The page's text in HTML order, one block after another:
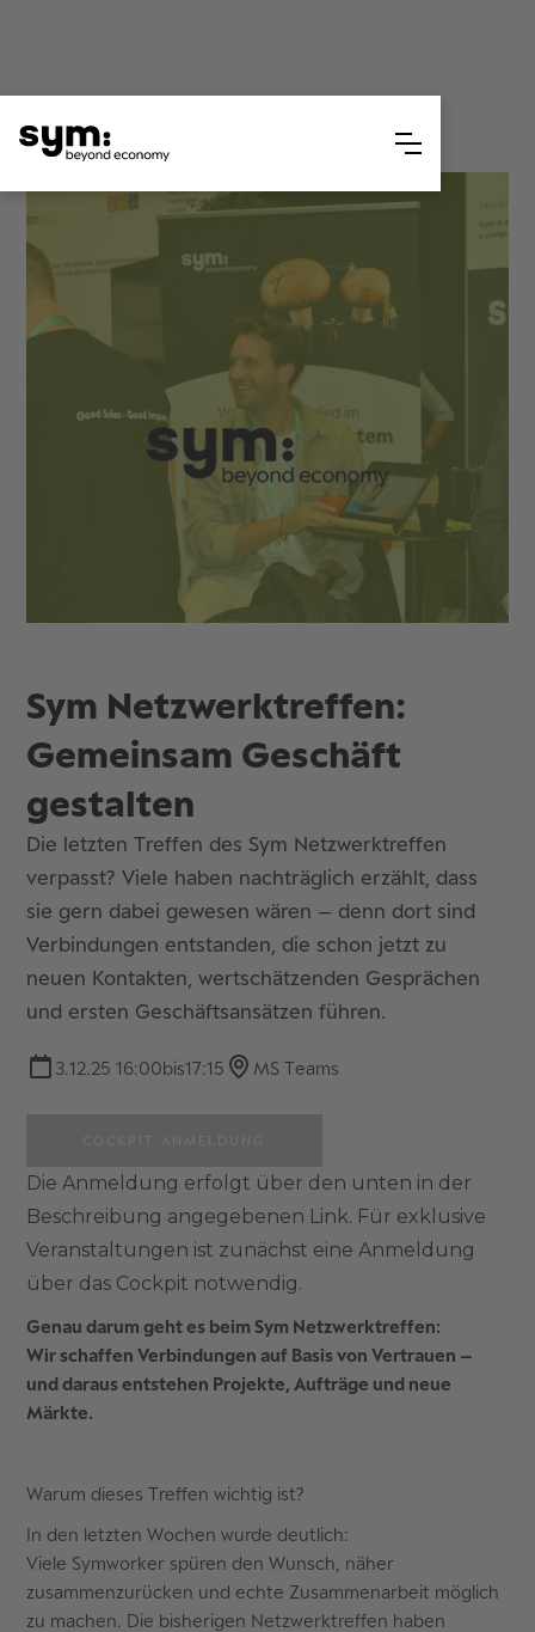
Sym Netzwerktreffen:
Gemeinsam Geschäft
gestalten
Die letzten Treffen des Sym Netzwerktreffen
verpasst? Viele haben nachträglich erzählt, dass
sie gern dabei gewesen wären – denn dort sind
Verbindungen entstanden, die schon jetzt zu
neuen Kontakten, wertschätzenden Gesprächen
und ersten Geschäftsansätzen führen.
3.12.25 16:00bis17:15 MS Teams
Die Anmeldung erfolgt über den unten in der
Beschreibung angegebenen Link. Für exklusive
Veranstaltungen ist zunächst eine Anmeldung
über das Cockpit notwendig.
Genau darum geht es beim Sym Netzwerktreffen:
Wir schaffen Verbindungen auf Basis von Vertrauen –
und daraus entstehen Projekte, Aufträge und neue
Märkte.
Warum dieses Treffen wichtig ist?
In den letzten Wochen wurde deutlich:
Viele Symworker spüren den Wunsch, näher
zusammenzurücken und echte Zusammenarbeit möglich
zu machen. Die bisherigen Netzwerktreffen haben